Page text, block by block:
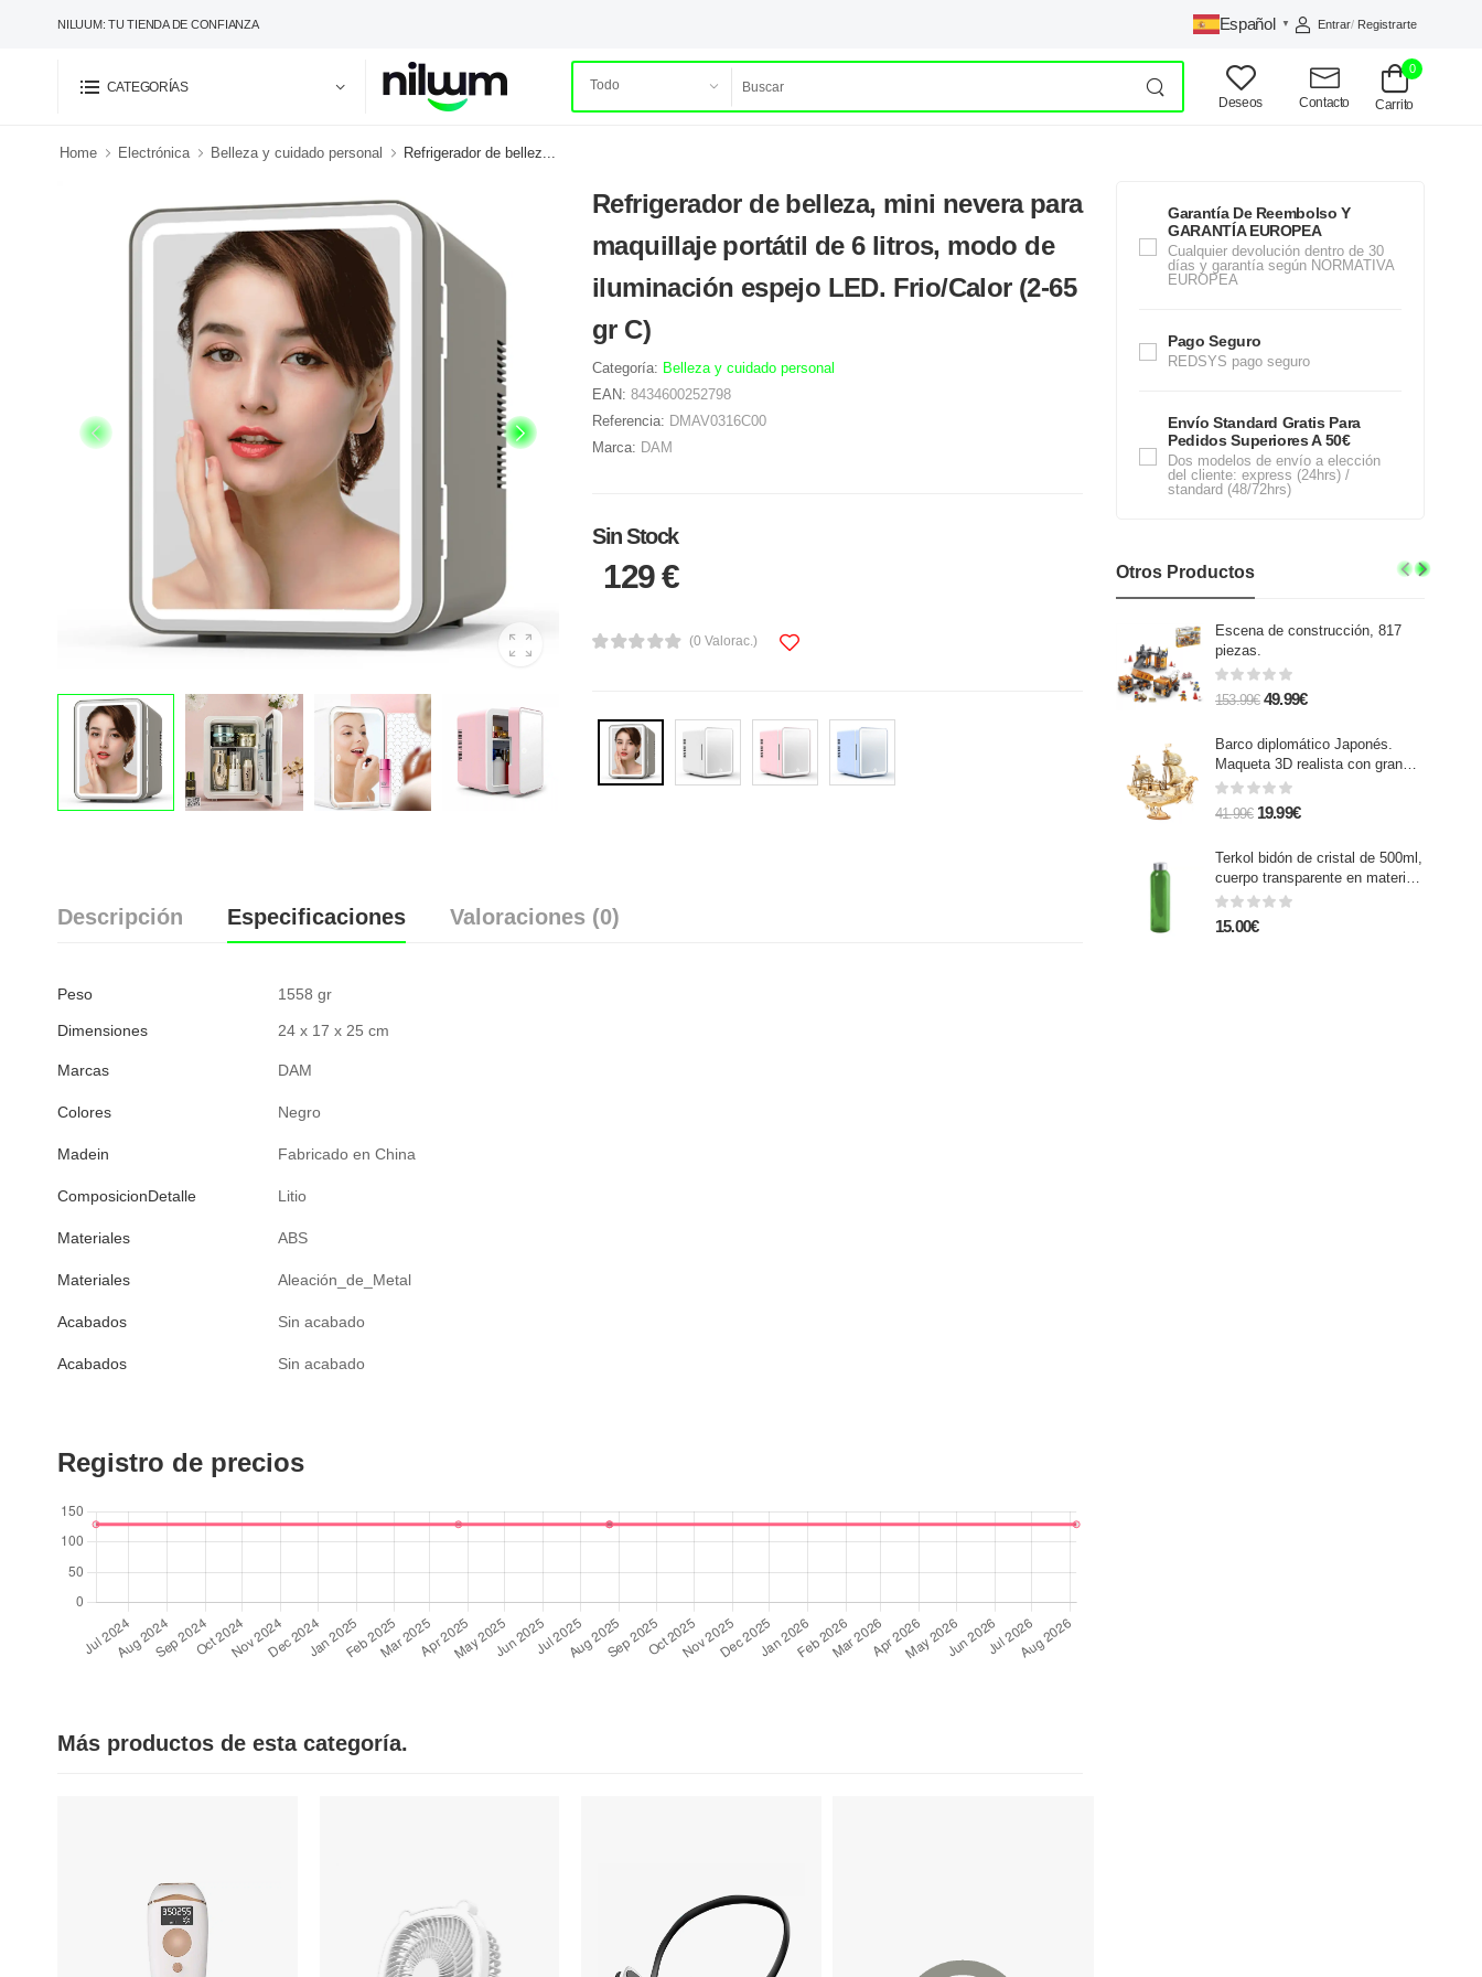
NILUUM: TU TIENDA DE CONFIANZA Español ▼ Entrar/ Registrarte
CATEGORÍAS
Deseos
Contacto
0
Carrito
Home Electrónica Belleza y cuidado personal Refrigerador de bellez...
Refrigerador de belleza, mini nevera para
maquillaje portátil de 6 litros, modo de
iluminación espejo LED. Frio/Calor (2-65
gr C)
Categoría: Belleza y cuidado personal
EAN: 8434600252798
Referencia: DMAV0316C00
Marca: DAM
Sin Stock
129 €
(0 Valorac.)
Descripción Especificaciones Valoraciones (0)
Peso 1558 gr
Dimensiones 24 x 17 x 25 cm
Marcas DAM
Colores Negro
Madein Fabricado en China
ComposicionDetalle Litio
Materiales ABS
Materiales Aleación_de_Metal
Acabados Sin acabado
Acabados Sin acabado
Registro de precios
Más productos de esta categoría.
Garantía De Reembolso Y
GARANTÍA EUROPEA
Cualquier devolución dentro de 30
días y garantía según NORMATIVA
EUROPEA
Pago Seguro
REDSYS pago seguro
Envío Standard Gratis Para
Pedidos Superiores A 50€
Dos modelos de envío a elección
del cliente: express (24hrs) /
standard (48/72hrs)
Otros Productos
Escena de construcción, 817
piezas.
153.99€ 49.99€
Barco diplomático Japonés.
Maqueta 3D realista con gran
detalle, 91 piezas.
41.99€ 19.99€
Terkol bidón de cristal de 500ml,
cuerpo transparente en material
libre de BPA y tapón a rosca en
acero inox.
15.00€